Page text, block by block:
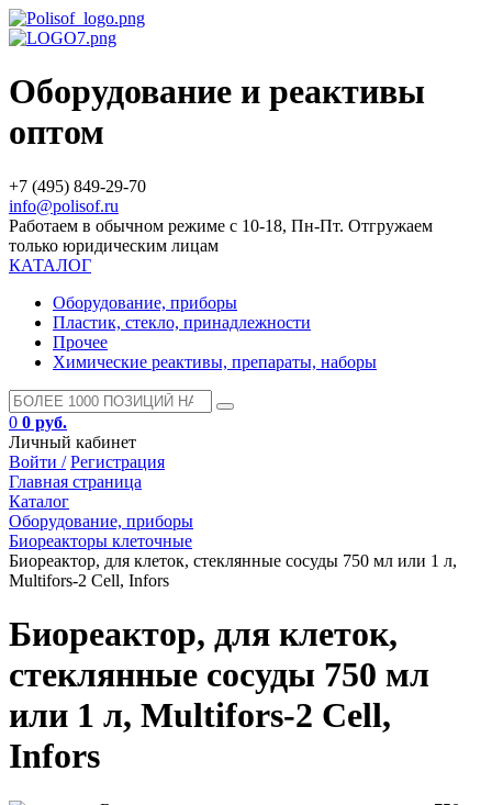
Оборудование и реактивы
оптом
+7 (495) 849-29-70
info@polisof.ru
Работаем в обычном режиме с 10-18, Пн-Пт. Отгружаем
только юридическим лицам
КАТАЛОГ
Оборудование, приборы
Пластик, стекло, принадлежности
Прочее
Химические реактивы, препараты, наборы
0 0 руб.
Личный кабинет
Войти / Регистрация
Главная страница
Каталог
Оборудование, приборы
Биореакторы клеточные
Биореактор, для клеток, стеклянные сосуды 750 мл или 1 л,
Multifors-2 Cell, Infors
Биореактор, для клеток,
стеклянные сосуды 750 мл
или 1 л, Multifors-2 Cell,
Infors